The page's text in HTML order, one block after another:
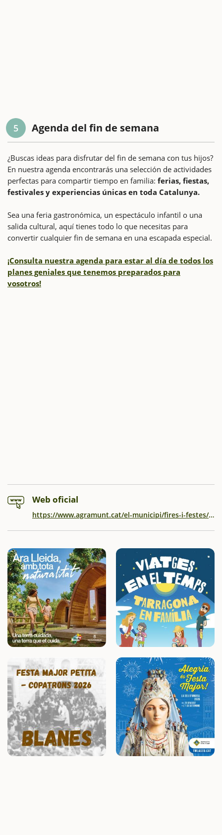
5 Agenda del fin de semana
¿Buscas ideas para disfrutar del fin de semana con tus hijos?
En nuestra agenda encontrarás una selección de actividades
perfectas para compartir tiempo en familia: ferias, fiestas,
festivales y experiencias únicas en toda Catalunya.
Sea una feria gastronómica, un espectáculo infantil o una
salida cultural, aquí tienes todo lo que necesitas para
convertir cualquier fin de semana en una escapada especial.
¡Consulta nuestra agenda para estar al día de todos los
planes geniales que tenemos preparados para
vosotros!
Web oficial
https://www.agramunt.cat/el-municipi/fires-i-festes/carnavalagramunt